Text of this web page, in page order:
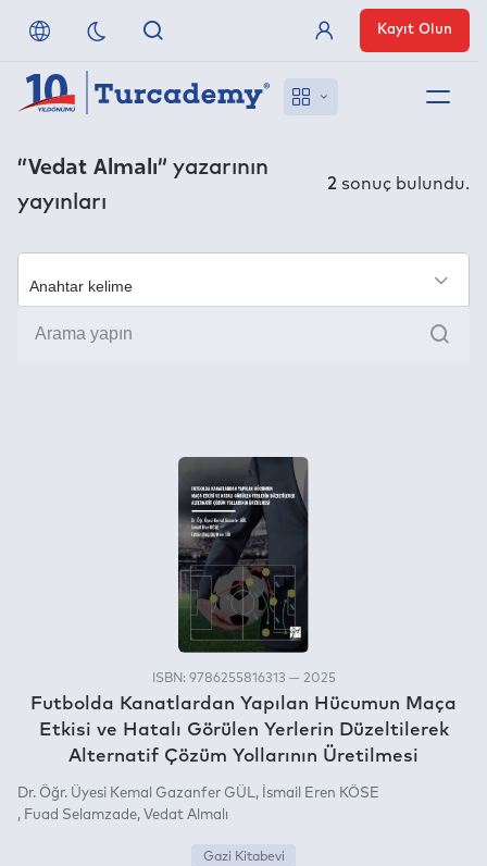
Referanslarımız
Uzaktan Erişim
Nasıl Erişirim
Üye Girişi
Kayıt Olun
“Vedat Almalı” yazarının
yayınları
2 sonuç bulundu.
Ara
ISBN: 9786255816313 — 2025
Futbolda Kanatlardan Yapılan Hücumun Maça
Etkisi ve Hatalı Görülen Yerlerin Düzeltilerek
Alternatif Çözüm Yollarının Üretilmesi
Dr. Öğr. Üyesi Kemal Gazanfer GÜL
İsmail Eren KÖSE
Fuad Selamzade Vedat Almalı
Gazi Kitabevi